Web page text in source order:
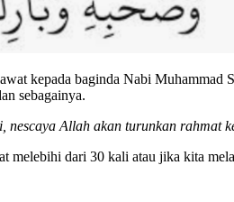
kepada baginda Nabi
sebagainya.
nescaya Allah akan turunkan rahmat
melebihi dari 30 kali atau jika kita